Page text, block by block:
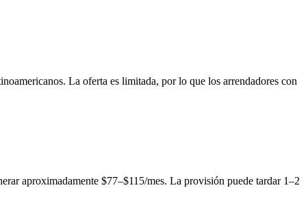
La oferta es limitada, por lo que los arrendadores con
aproximadamente $77–$115/mes. La provisión puede tardar 1–2